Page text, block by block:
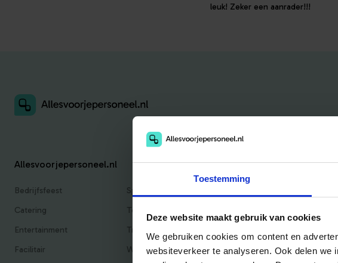
Toestemming
Deze website maakt gebruik van cookies
We gebruiken cookies om content en
websiteverkeer te analyseren. Ook delen
leuk! Zeker een aanrader!!!
Allesvoorjepersoneel.nl
Bedrijfsfeest
Catering
Entertainment
Facilitair
Sportief
Teambuilding
Traktaties & Geschenken
Workshops
Handig
Bedrijfsuitje